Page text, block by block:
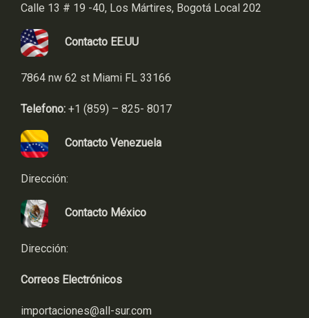
Calle 13 # 19 -40, Los Mártires, Bogotá Local 202
Contacto EE.UU
7864 nw 62 st Miami FL 33166
Telefono: +1 (859) – 825- 8017
Contacto Venezuela
Dirección:
Contacto México
Dirección:
Correos Electrónicos
importaciones@all-sur.com